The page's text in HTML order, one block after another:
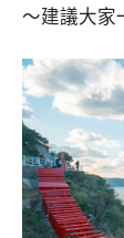
～建議大家